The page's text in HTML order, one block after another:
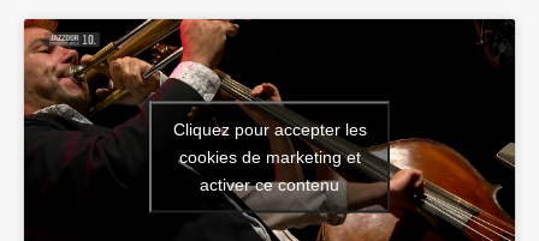
Cliquez pour accepter les
cookies de marketing et
activer ce contenu